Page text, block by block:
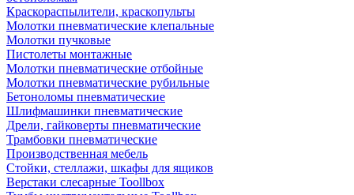
Краскораспылители, краскопульты
Молотки пневматические клепальные
Молотки пучковые
Пистолеты монтажные
Молотки пневматические отбойные
Молотки пневматические рубильные
Бетоноломы пневматические
Шлифмашинки пневматические
Дрели, гайковерты пневматические
Трамбовки пневматические
Производственная мебель
Стойки, стеллажи, шкафы для ящиков
Верстаки слесарные Toollbox